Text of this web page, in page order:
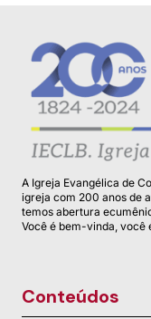
A Igreja Evangélica de
igreja com 200 anos de
temos abertura
Você é bem-vinda, você
Conteúdos